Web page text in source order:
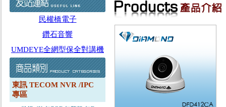
民權橋電子
鑽石音響
UMDEYE全網型保全對講機
東訊 TECOM NVR /IPC
專區